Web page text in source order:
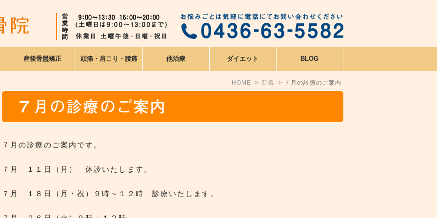
産後骨盤矯正 頭痛・肩こり・腰痛 他治療 ダイエット BLOG
HOME 新着 ７月の診療のご案内
７月の診療のご案内
７月の診療のご案内です。
７月 １１日（月） 休診いたします。
７月 １８日（月・祝）９時～１２時 診療いたします。